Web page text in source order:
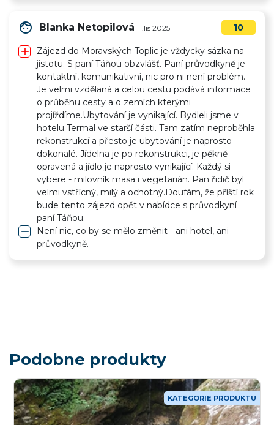
face Blanka Netopilová 1.lis 2025
add
Zájezd do Moravských Toplic je vždycky sázka na
jistotu. S paní Táňou obzvlášť. Paní průvodkyně je
kontaktní, komunikativní, nic pro ni není problém.
Je velmi vzdělaná a celou cestu podává informace
o průběhu cesty a o zemích kterými
projíždíme.Ubytování je vynikající. Bydleli jsme v
hotelu Termal ve starší části. Tam zatím neproběhla
rekonstrukcí a přesto je ubytování je naprosto
dokonalé. Jídelna je po rekonstrukci, je pěkně
opravená a jídlo je naprosto vynikající. Každý si
vybere - milovník masa i vegetarián. Pan řidič byl
velmi vstřícný, milý a ochotný.Doufám, že příští rok
bude tento zájezd opět v nabídce s průvodkyní
paní Táňou.
remove
Není nic, co by se mělo změnit - ani hotel, ani
průvodkyně.
10
Podobne produkty
KATEGORIE PRODUKTU